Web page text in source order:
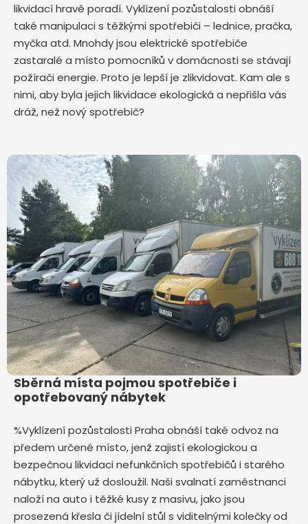
likvidací hravě poradí. Vyklízení pozůstalosti obnáší
také manipulaci s těžkými spotřebiči – lednice, pračka,
myčka atd. Mnohdy jsou elektrické spotřebiče
zastaralé a místo pomocníků v domácnosti se stávají
požírači energie. Proto je lepší je zlikvidovat. Kam ale s
nimi, aby byla jejich likvidace ekologická a nepřišla vás
dráž, než nový spotřebič?
Sběrná místa pojmou spotřebiče i
opotřebovaný nábytek
%Vyklízení pozůstalosti Praha obnáší také odvoz na
předem určené místo, jenž zajistí ekologickou a
bezpečnou likvidaci nefunkčních spotřebičů i starého
nábytku, který už dosloužil. Naši svalnatí zaměstnanci
naloží na auto i těžké kusy z masivu, jako jsou
prosezená křesla či jídelní stůl s viditelnými kolečky od